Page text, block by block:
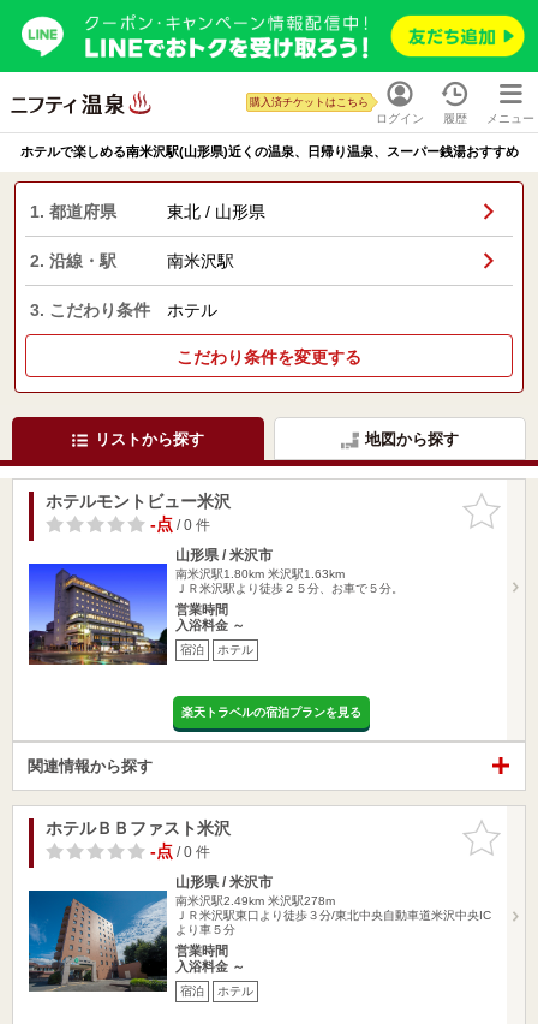
ログイン
購入済チケットはこちら
履歴 メニュー
ホテルで楽しめる南米沢駅(山形県)近くの温泉、日帰り温泉、スーパー銭湯おすすめ
1. 都道府県 東北 / 山形県
2. 沿線・駅 南米沢駅
3. こだわり条件 ホテル
こだわり条件を変更する
リストから探す 地図から探す
お気に入
りに追加
ホテルモントビュー米沢
-点/ 0 件
山形県 / 米沢市
南米沢駅1.80km 米沢駅1.63km
ＪＲ米沢駅より徒歩２５分、お車で５分。
営業時間
入浴料金 ～
宿泊 ホテル
楽天トラベルの宿泊プランを見る
関連情報から探す
お気に入
りに追加
ホテルＢＢファスト米沢
-点/ 0 件
山形県 / 米沢市
南米沢駅2.49km 米沢駅278m
ＪＲ米沢駅東口より徒歩３分/東北中央自動車道米沢中央IC
より車５分
営業時間
入浴料金 ～
宿泊 ホテル